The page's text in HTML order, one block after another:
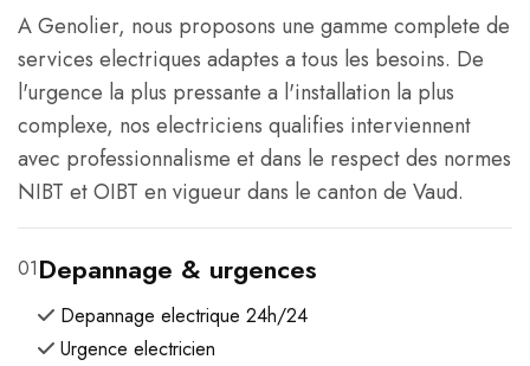
A Genolier, nous proposons une gamme complete de
services electriques adaptes a tous les besoins. De
l'urgence la plus pressante a l'installation la plus
complexe, nos electriciens qualifies interviennent
avec professionnalisme et dans le respect des normes
NIBT et OIBT en vigueur dans le canton de Vaud.
01Depannage & urgences
Depannage electrique 24h/24
Urgence electricien